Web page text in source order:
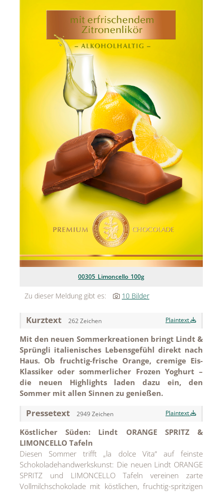
Lindt & Sprüngli
Nägele & Strubell
Rabanne
sh!ne by Dorotheum Juwelier
Sicheldorfer Heilwasser
True Co.
VOSSEN
00305_Limoncello_100g
Zu dieser Meldung gibt es: 10 Bilder
Kurztext 262 Zeichen Plaintext
Mit den neuen Sommerkreationen bringt Lindt &
Sprüngli italienisches Lebensgefühl direkt nach
Haus. Ob fruchtig-frische Orange, cremige Eis-
Klassiker oder sommerlicher Frozen Yoghurt –
die neuen Highlights laden dazu ein, den
Sommer mit allen Sinnen zu genießen.
Pressetext 2949 Zeichen Plaintext
Köstlicher Süden: Lindt ORANGE SPRITZ &
LIMONCELLO Tafeln
Diesen Sommer trifft „la dolce Vita“ auf feinste
Schokoladehandwerkskunst: Die neuen Lindt ORANGE
SPRITZ und LIMONCELLO Tafeln vereinen zarte
Vollmilchschokolade mit köstlichen, fruchtig-spritzigen